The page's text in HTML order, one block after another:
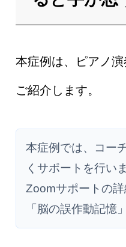
本症例は、ピアノ
ご紹介します。
本症例では、コー
くサポートを行い
Zoomサポートの詳
「脳の誤作動記憶